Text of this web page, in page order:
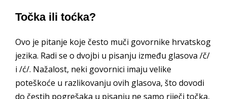
Točka ili toćka?
Ovo je pitanje koje često muči govornike hrvatskog
jezika. Radi se o dvojbi u pisanju između glasova /č/
i /ć/. Nažalost, neki govornici imaju velike
poteškoće u razlikovanju ovih glasova, što dovodi
do čestih pogrešaka u pisanju ne samo riječi točka,